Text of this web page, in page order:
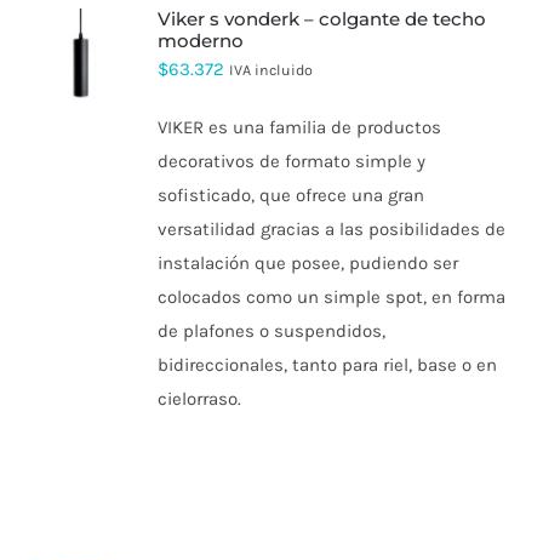
PÁGINA
DE
PRODUCTO
PRODUCTO
MÚLTIPLES
VARIANTES.
PRODUCTO
viker s vonderk – colgante de techo
moderno
$63.372 IVA incluido
VIKER es una familia de productos
decorativos de formato simple y
sofisticado, que ofrece una gran
versatilidad gracias a las posibilidades de
instalación que posee, pudiendo ser
colocados como un simple spot, en forma
de plafones o suspendidos,
bidireccionales, tanto para riel, base o en
cielorraso.